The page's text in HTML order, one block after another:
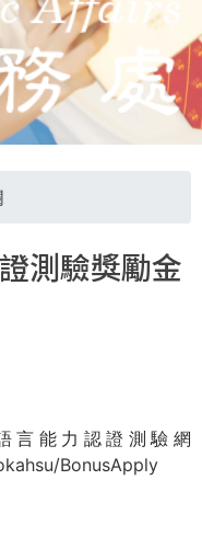
測驗獎勵金
言能力認證測驗網
BonusApply